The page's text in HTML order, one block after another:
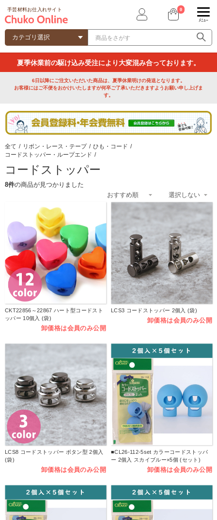
手芸材料お仕入れサイト 0
ﾒﾆｭｰ
夏季休業前の駆け込み受注により大変混み合っております。
6日以降にご注文いただいた商品は、夏季休業明けの発送となります。
お客様にはご不便をおかけいたしますが何卒ご了承いただきますようお願い申し上げま
す。
全て / リボン・レース・テープ / ひも・コード /
コードストッパー・ループエンド /
コードストッパー
8件の商品が見つかりました
CKT22856～22867 ハート型コードスト
ッパー 10個入 (袋)
卸価格は会員のみ公開
LCS3 コードストッパー 2個入 (袋)
卸価格は会員のみ公開
LCS8 コードストッパー ボタン型 2個入
(袋)
卸価格は会員のみ公開
■CL26-112-5set カラーコードストッパ
ー 2個入 スカイブルー×5個 (セット)
卸価格は会員のみ公開